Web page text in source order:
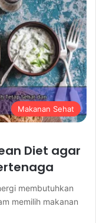
Makanan Sehat
Diet agar
membutuhkan
memilih makanan